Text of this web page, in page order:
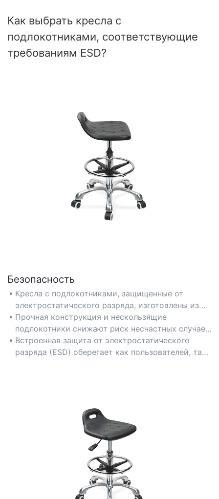
Как выбрать кресла с
подлокотниками, соответствующие
требованиям ESD?
Безопасность
Кресла с подлокотниками, защищенные от
электростатического разряда, изготовлены из
антистатических материалов и оснащены
механизмами заземления, предотвращающими
электростатический разряд, что обеспечивает
соответствие стандартам безопасности в
Прочная конструкция и нескользящие
подлокотники снижают риск несчастных случаев,
что делает их идеальными для лабораторий,
чистых помещений и предприятий по
Встроенная защита от электростатического
разряда (ESD) оберегает как пользователей, так